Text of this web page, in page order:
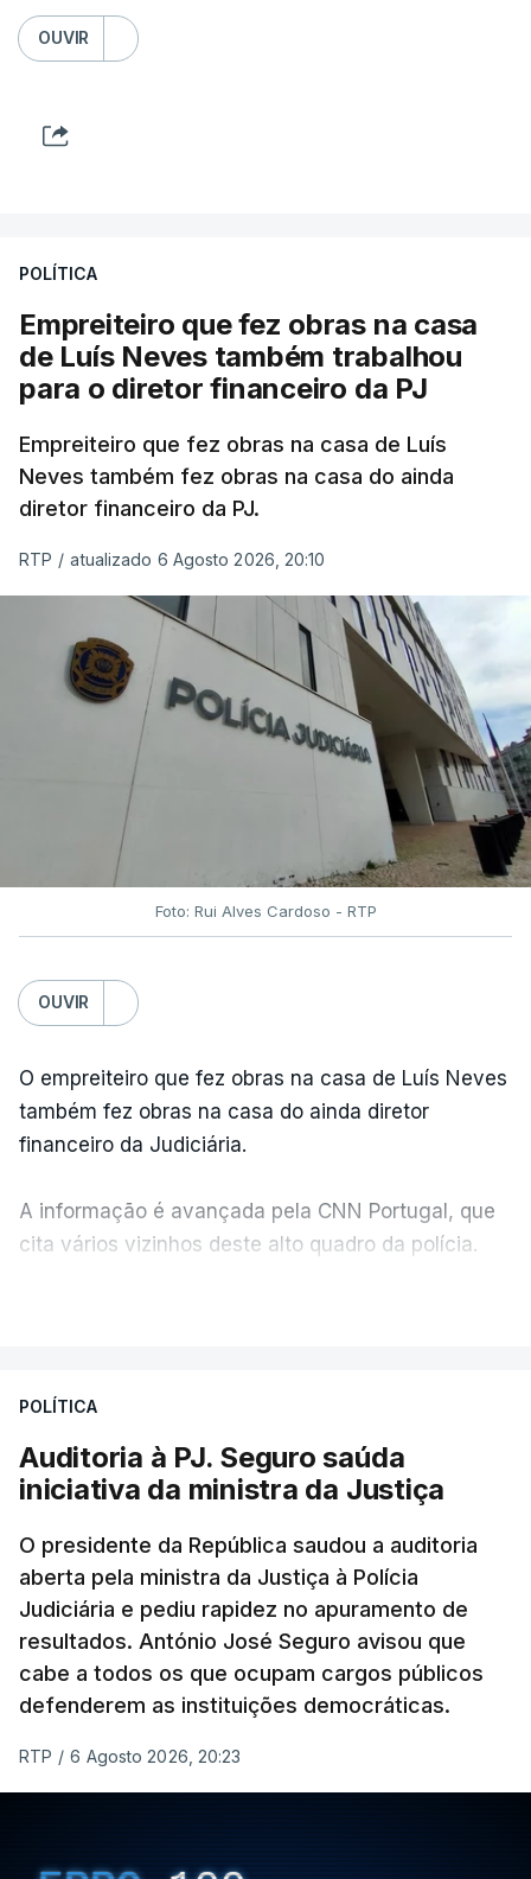
OUVIR
POLÍTICA
Empreiteiro que fez obras na casa
de Luís Neves também trabalhou
para o diretor financeiro da PJ
Empreiteiro que fez obras na casa de Luís
Neves também fez obras na casa do ainda
diretor financeiro da PJ.
RTP / atualizado 6 Agosto 2026, 20:10
Foto: Rui Alves Cardoso - RTP
OUVIR
O empreiteiro que fez obras na casa de Luís Neves
também fez obras na casa do ainda diretor
financeiro da Judiciária.
A informação é avançada pela CNN Portugal, que
cita vários vizinhos deste alto quadro da polícia.
apreendido numa operação de droga.
POLÍTICA
Auditoria à PJ. Seguro saúda
iniciativa da ministra da Justiça
O presidente da República saudou a auditoria
aberta pela ministra da Justiça à Polícia
Judiciária e pediu rapidez no apuramento de
resultados. António José Seguro avisou que
cabe a todos os que ocupam cargos públicos
defenderem as instituições democráticas.
RTP / 6 Agosto 2026, 20:23